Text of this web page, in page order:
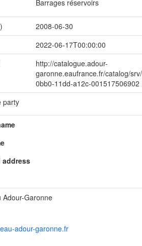
Barrages réservoirs
2008-06-30
2022-06-17T00:00:00
http://catalogue.adour-
garonne.eaufrance.fr/catalog/
0bb0-11dd-a12c-001517506902
party
address
Adour-Garonne
adour-garonne.fr